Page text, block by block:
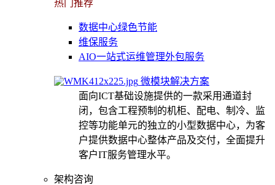
热门推荐
数据中心绿色节能
维保服务
AIO一站式运维管理外包服务
微模块解决方案
面向ICT基础设施提供的一款采用通道封
闭，包含工程预制的机柜、配电、制冷、监
控等功能单元的独立的小型数据中心，为客
户提供数据中心整体产品及交付，全面提升
客户IT服务管理水平。
架构咨询